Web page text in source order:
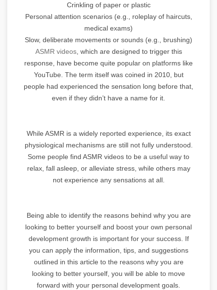
Crinkling of paper or plastic
Personal attention scenarios (e.g., roleplay of haircuts,
medical exams)
Slow, deliberate movements or sounds (e.g., brushing)
ASMR videos, which are designed to trigger this
response, have become quite popular on platforms like
YouTube. The term itself was coined in 2010, but
people had experienced the sensation long before that,
even if they didn’t have a name for it.
While ASMR is a widely reported experience, its exact
physiological mechanisms are still not fully understood.
Some people find ASMR videos to be a useful way to
relax, fall asleep, or alleviate stress, while others may
not experience any sensations at all.
Being able to identify the reasons behind why you are
looking to better yourself and boost your own personal
development growth is important for your success. If
you can apply the information, tips, and suggestions
outlined in this article to the reasons why you are
looking to better yourself, you will be able to move
forward with your personal development goals.